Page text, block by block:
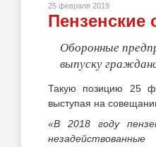
25 февраля 2019
Оборонные
выпуску
Такую позицию 25
выступая на
«В 2018 году